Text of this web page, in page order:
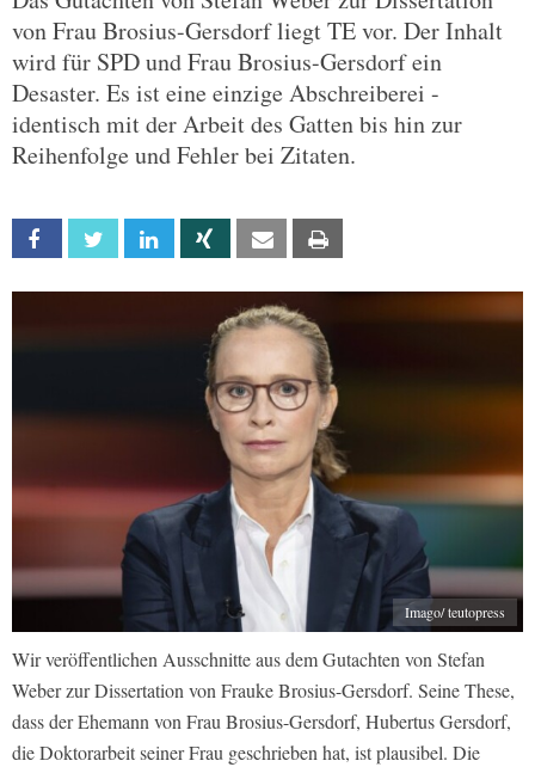
von Frau Brosius-Gersdorf liegt TE vor. Der Inhalt
wird für SPD und Frau Brosius-Gersdorf ein
Desaster. Es ist eine einzige Abschreiberei -
identisch mit der Arbeit des Gatten bis hin zur
Reihenfolge und Fehler bei Zitaten.
Facebook Twitter Linkedin Xing Email
Imago/ teutopress
Wir veröffentlichen Ausschnitte aus dem Gutachten von Stefan
Weber zur Dissertation von Frauke Brosius-Gersdorf. Seine These,
dass der Ehemann von Frau Brosius-Gersdorf, Hubertus Gersdorf,
die Doktorarbeit seiner Frau geschrieben hat, ist plausibel. Die